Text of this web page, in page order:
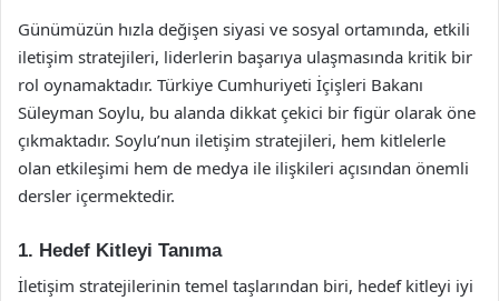
Günümüzün hızla değişen siyasi ve sosyal ortamında, etkili
iletişim stratejileri, liderlerin başarıya ulaşmasında kritik bir
rol oynamaktadır. Türkiye Cumhuriyeti İçişleri Bakanı
Süleyman Soylu, bu alanda dikkat çekici bir figür olarak öne
çıkmaktadır. Soylu’nun iletişim stratejileri, hem kitlelerle
olan etkileşimi hem de medya ile ilişkileri açısından önemli
dersler içermektedir.
1. Hedef Kitleyi Tanıma
İletişim stratejilerinin temel taşlarından biri, hedef kitleyi iyi